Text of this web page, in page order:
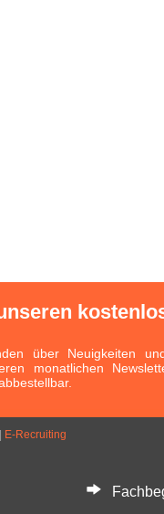
über Neuigkeiten
monatlichen
E-Recruiting